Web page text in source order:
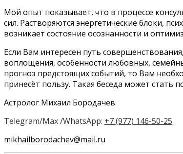
Мой опыт показывает, что в процессе
сил. Растворяются энергетические блоки,
возникает состояние осознанности и
Если Вам интересен путь
воплощения, особенности любовных,
прогноз предстоящих событий, то Вам
принесёт пользу. Такая беседа может стать
Астролог Михаил Бородачев
Telegram/Max /WhatsApp: +7 (977) 146-50-25
mikhailborodachev@mail.ru